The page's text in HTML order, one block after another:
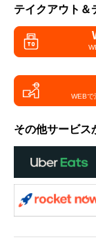
テイクアウト＆
WEBで
その他サービス